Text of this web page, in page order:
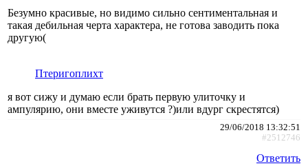
Безумно красивые, но видимо сильно сентиментальная и
такая дебильная черта характера, не готова заводить пока
другую(
Птеригоплихт
я вот сижу и думаю если брать первую улиточку и
ампулярию, они вместе уживутся ?)или вдург скрестятся)
29/06/2018 13:32:51
#2512746
Ответить